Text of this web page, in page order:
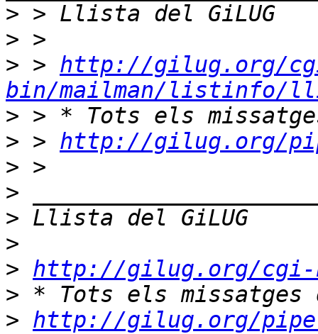
>
>
> > http://gilug.org/
bin/mailman/listinfo/
>
> > http://gilug.org/
>
>
>
>
> http://gilug.org/
>
> http://gilug.org/